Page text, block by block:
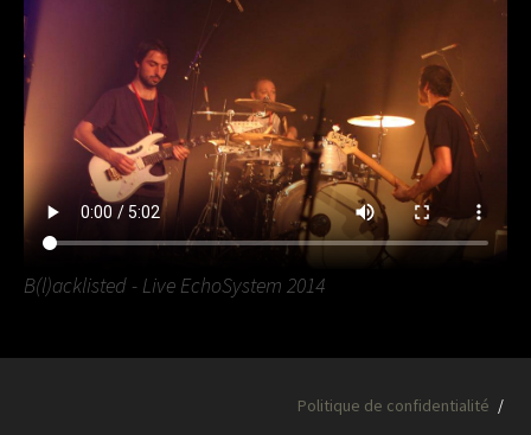
B(l)acklisted - Live EchoSystem 2014
Politique de confidentialité